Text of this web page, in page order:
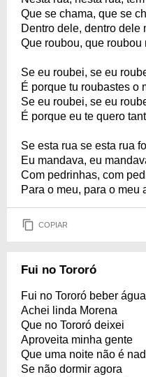
Que se chama, que se
Dentro dele, dentro dele
Que roubou, que roubou
Se eu roubei, se eu
É porque tu roubastes o
Se eu roubei, se eu
É porque eu te quero
Se esta rua se esta rua
Eu mandava, eu
Com pedrinhas, com
Para o meu, para o meu
COPIAR
Fui no Tororó
Fui no Tororó beber
Achei linda Morena
Que no Tororó deixei
Aproveita minha gente
Que uma noite não é
Se não dormir agora